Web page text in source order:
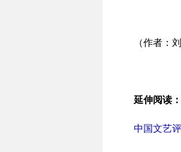
（作者：
延伸阅读：
中国文艺